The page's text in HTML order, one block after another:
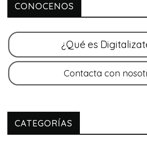
CONOCENOS
CATEGORÍAS